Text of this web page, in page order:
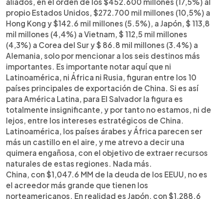
propio Estados Unidos, $272.700 mil millones (10,5%) a
Hong Kong y $142.6 mil millones (5.5%), a Japón, $ 113,8
mil millones (4,4%) a Vietnam, $ 112,5 mil millones
(4,3%) a Corea del Sur y $ 86.8 mil millones (3.4%) a
Alemania, solo por mencionar a los seis destinos más
importantes. Es importante notar aquí que ni
Latinoamérica, ni África ni Rusia, figuran entre los 10
países principales de exportación de China. Si es así
para América Latina, para El Salvador la figura es
totalmente insignificante, y por tanto no estamos, ni de
lejos, entre los intereses estratégicos de China.
Latinoamérica, los países árabes y África parecen ser
más un castillo en el aire, y me atrevo a decir una
quimera engañosa, con el objetivo de extraer recursos
naturales de estas regiones. Nada más.
China, con $1,047.6 MM de la deuda de los EEUU, no es
el acreedor más grande que tienen los
norteamericanos. En realidad es Japón, con $1,288.6